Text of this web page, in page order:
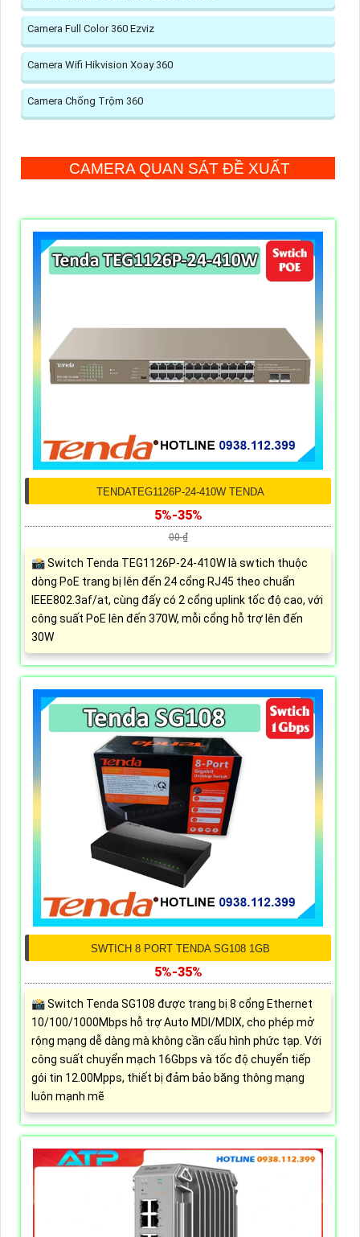
Camera Full Color 360 Ezviz
Camera Wifi Hikvision Xoay 360
Camera Chống Trộm 360
CAMERA QUAN SÁT ĐỀ XUẤT
TENDATEG1126P-24-410W TENDA
5%-35%
00 ₫
📸 Switch Tenda TEG1126P-24-410W là swtich thuộc
dòng PoE trang bị lên đến 24 cổng RJ45 theo chuẩn
IEEE802.3af/at, cùng đấy có 2 cổng uplink tốc độ cao, với
công suất PoE lên đến 370W, mỗi cổng hỗ trợ lên đến
30W
SWTICH 8 PORT TENDA SG108 1GB
5%-35%
📸 Switch Tenda SG108 được trang bị 8 cổng Ethernet
10/100/1000Mbps hỗ trợ Auto MDI/MDIX, cho phép mở
rộng mạng dễ dàng mà không cần cấu hình phức tạp. Với
công suất chuyển mạch 16Gbps và tốc độ chuyển tiếp
gói tin 12.00Mpps, thiết bị đảm bảo băng thông mạng
luôn mạnh mẽ